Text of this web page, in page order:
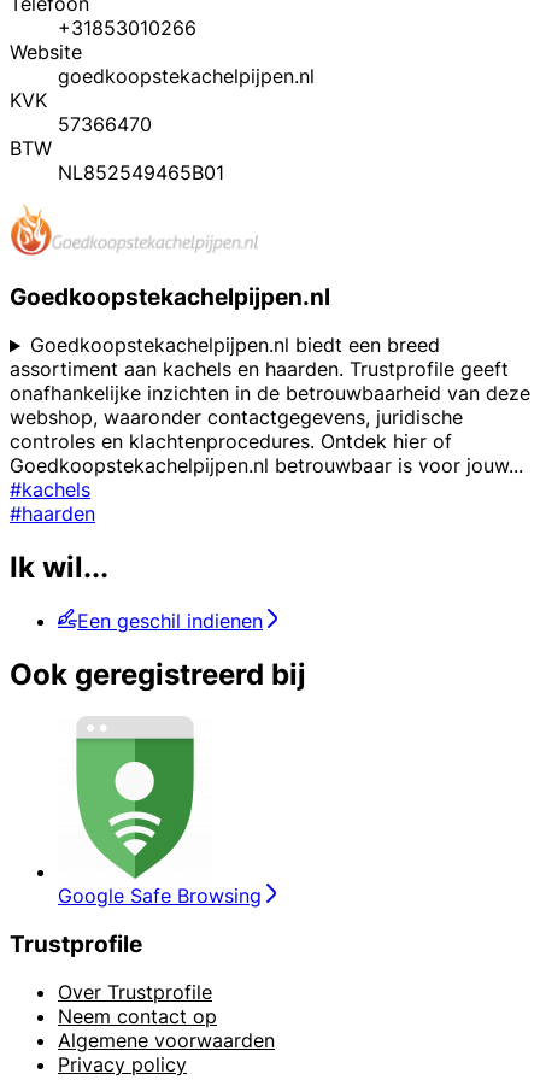
+31853010266
Website
goedkoopstekachelpijpen.nl
KVK
57366470
BTW
NL852549465B01
Goedkoopstekachelpijpen.nl
Goedkoopstekachelpijpen.nl biedt een breed
assortiment aan kachels en haarden. Trustprofile geeft
onafhankelijke inzichten in de betrouwbaarheid van deze
webshop, waaronder contactgegevens, juridische
controles en klachtenprocedures. Ontdek hier of
Goedkoopstekachelpijpen.nl betrouwbaar is voor jouw...
#kachels
#haarden
Ik wil...
Een geschil indienen
Ook geregistreerd bij
Google Safe Browsing
Trustprofile
Over Trustprofile
Neem contact op
Algemene voorwaarden
Privacy policy